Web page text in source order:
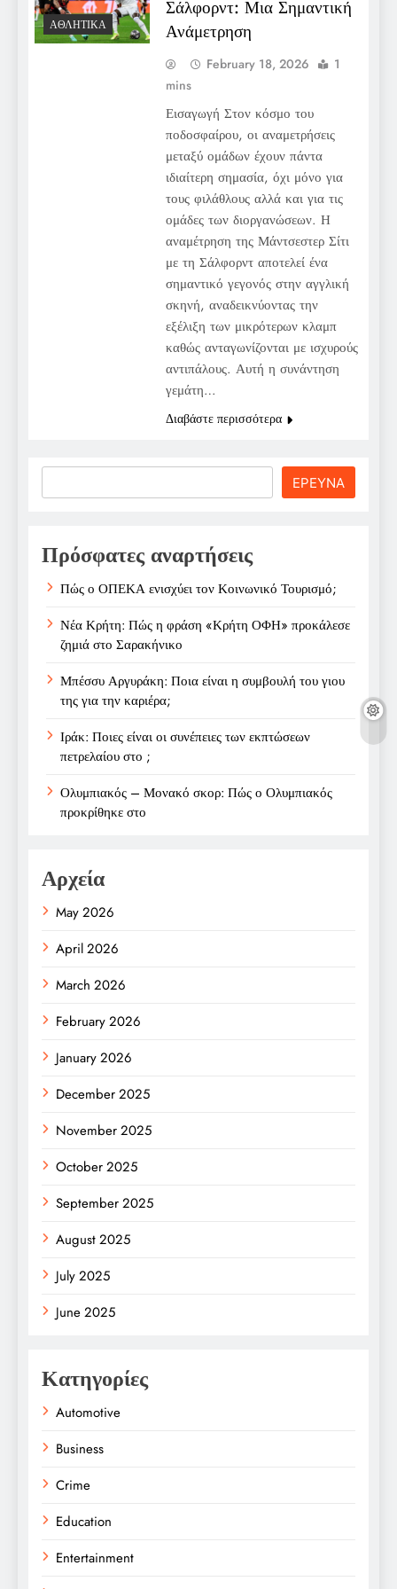
ΑΘΛΗΤΙΚΆ
Σάλφορντ: Μια Σημαντική
Ανάμετρηση
February 18, 2026
1
mins
Εισαγωγή Στον κόσμο του
ποδοσφαίρου, οι αναμετρήσεις
μεταξύ ομάδων έχουν πάντα
ιδιαίτερη σημασία, όχι μόνο για
τους φιλάθλους αλλά και για τις
ομάδες των διοργανώσεων. Η
αναμέτρηση της Μάντσεστερ Σίτι
με τη Σάλφορντ αποτελεί ένα
σημαντικό γεγονός στην αγγλική
σκηνή, αναδεικνύοντας την
εξέλιξη των μικρότερων κλαμπ
καθώς ανταγωνίζονται με ισχυρούς
αντιπάλους. Αυτή η συνάντηση
γεμάτη…
Διαβάστε περισσότερα
ΕΡΕΥΝΑ
Πρόσφατες αναρτήσεις
Πώς ο ΟΠΕΚΑ ενισχύει τον Κοινωνικό Τουρισμό;
Νέα Κρήτη: Πώς η φράση «Κρήτη ΟΦΗ» προκάλεσε
ζημιά στο Σαρακήνικο
Μπέσσυ Αργυράκη: Ποια είναι η συμβουλή του γιου
της για την καριέρα;
Ιράκ: Ποιες είναι οι συνέπειες των εκπτώσεων
πετρελαίου στο ;
Ολυμπιακός – Μονακό σκορ: Πώς ο Ολυμπιακός
προκρίθηκε στο
Αρχεία
May 2026
April 2026
March 2026
February 2026
January 2026
December 2025
November 2025
October 2025
September 2025
August 2025
July 2025
June 2025
Κατηγορίες
Automotive
Business
Crime
Education
Entertainment